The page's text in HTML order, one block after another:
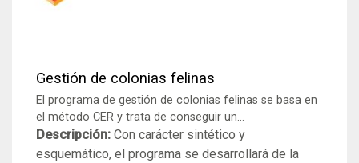
Gestión de colonias felinas
El programa de gestión de colonias felinas se basa en
el método CER y trata de conseguir un...
Descripción:Con carácter sintético y
esquemático, el programa se desarrollará de la